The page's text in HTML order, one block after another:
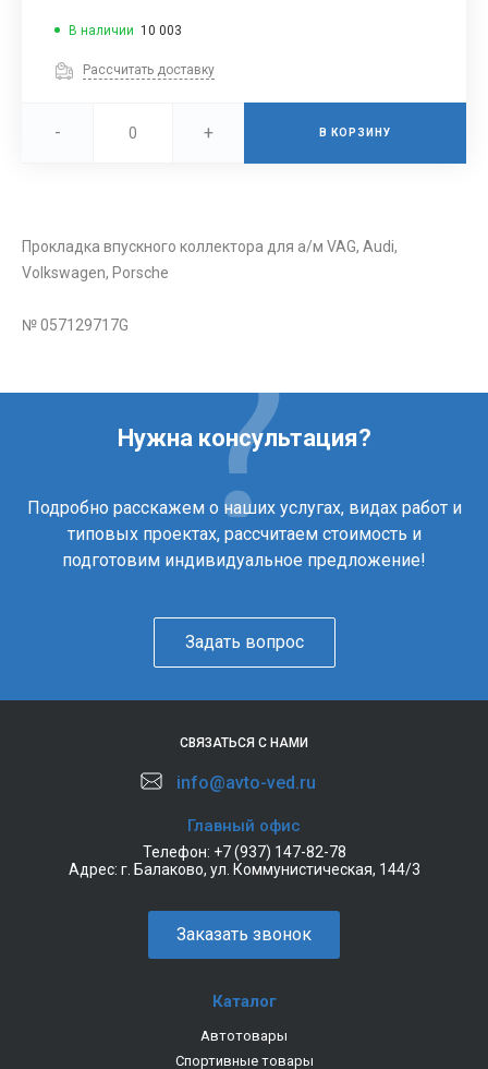
В наличии 10 003
Рассчитать доставку
- + В КОРЗИНУ
Прокладка впускного коллектора для а/м VAG, Audi,
Volkswagen, Porsche
№ 057129717G
Нужна консультация?
Подробно расскажем о наших услугах, видах работ и
типовых проектах, рассчитаем стоимость и
подготовим индивидуальное предложение!
Задать вопрос
СВЯЗАТЬСЯ С НАМИ
info@avto-ved.ru
Главный офис
Телефон: +7 (937) 147-82-78
Адрес: г. Балаково, ул. Коммунистическая, 144/3
Заказать звонок
Каталог
Автотовары
Спортивные товары